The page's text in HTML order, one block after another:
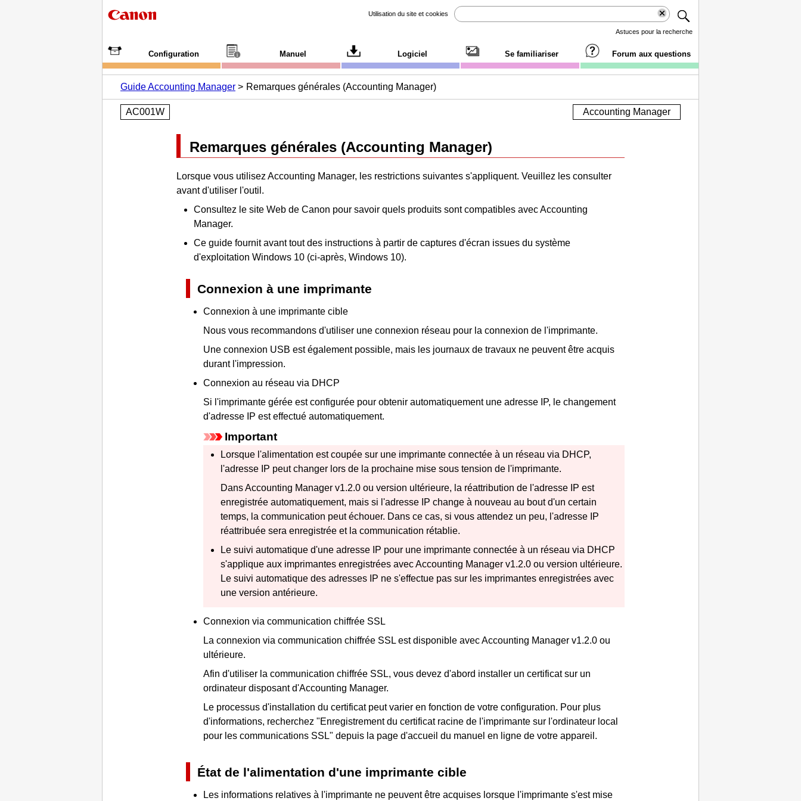
Utilisation du site et cookies
Astuces pour la recherche
Configuration Manuel Logiciel Se familiariser Forum aux questions
Guide Accounting Manager Remarques générales (Accounting Manager)
AC001W Accounting Manager
Remarques générales (Accounting Manager)
Lorsque vous utilisez Accounting Manager, les restrictions suivantes s'appliquent. Veuillez les consulter
avant d'utiliser l'outil.
Consultez le site Web de Canon pour savoir quels produits sont compatibles avecAccounting
Manager.
Ce guide fournit avant tout des instructions à partir de captures d'écran issues du système
d'exploitation Windows 10 (ci-après, Windows 10).
Connexion à une imprimante
Connexion à une imprimante cible
Nous vous recommandons d'utiliser une connexion réseau pour la connexion de l'imprimante.
Une connexion USB est également possible, mais les journaux de travaux ne peuvent être acquis
durant l'impression.
Connexion au réseau via DHCP
Si l'imprimante gérée est configurée pour obtenir automatiquement une adresse IP, le changement
d'adresse IP est effectué automatiquement.
Important
Lorsque l'alimentation est coupée sur une imprimante connectée à un réseau via DHCP,
l'adresse IP peut changer lors de la prochaine mise sous tension de l'imprimante.
DansAccounting Managerv1.2.0 ou version ultérieure, la réattribution de l'adresse IP est
enregistrée automatiquement, mais si l'adresse IP change à nouveau au bout d'un certain
temps, la communication peut échouer. Dans ce cas, si vous attendez un peu, l'adresse IP
réattribuée sera enregistrée et la communication rétablie.
Le suivi automatique d'une adresse IP pour une imprimante connectée à un réseau via DHCP
s'applique aux imprimantes enregistrées avecAccounting Managerv1.2.0 ou version ultérieure.
Le suivi automatique des adresses IP ne s'effectue pas sur les imprimantes enregistrées avec
une version antérieure.
Connexion via communication chiffrée SSL
La connexion via communication chiffrée SSL est disponible avecAccounting Managerv1.2.0 ou
ultérieure.
Afin d'utiliser la communication chiffrée SSL, vous devez d'abord installer un certificat sur un
ordinateur disposant d'Accounting Manager.
Le processus d'installation du certificat peut varier en fonction de votre configuration. Pour plus
d'informations, recherchez "Enregistrement du certificat racine de l'imprimante sur l'ordinateur local
pour les communications SSL" depuis la page d'accueil du manuel en ligne de votre appareil.
État de l'alimentation d'une imprimante cible
Les informations relatives à l'imprimante ne peuvent être acquises lorsque l'imprimante s'est mise